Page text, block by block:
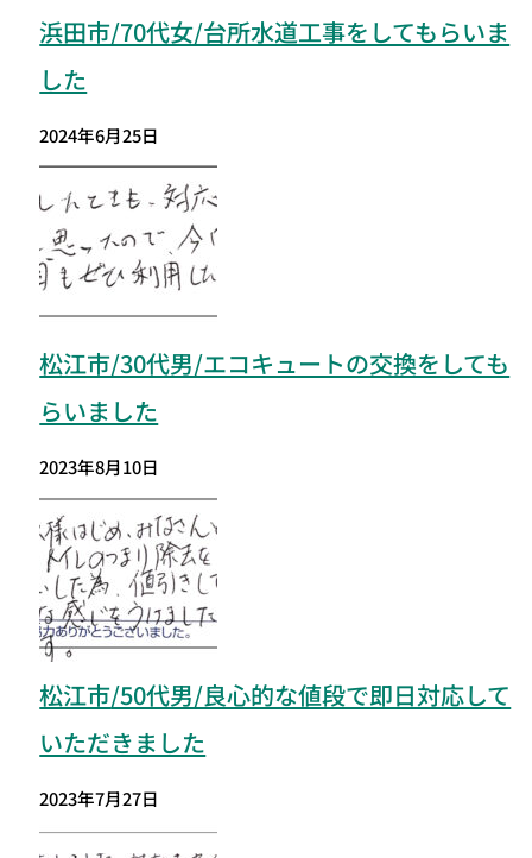
浜田市/70代女/台所水道工事をしてもらいま
した
2024年6月25日
松江市/30代男/エコキュートの交換をしても
らいました
2023年8月10日
松江市/50代男/良心的な値段で即日対応して
いただきました
2023年7月27日